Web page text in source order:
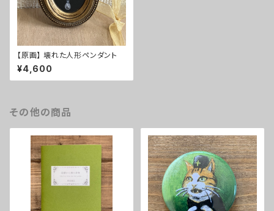
【原画】 壊れた人形ペンダント
¥4,600
その他の商品